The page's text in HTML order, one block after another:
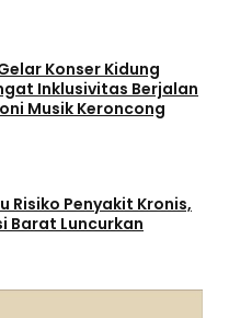
Konser Kidung
Inklusivitas Berjalan
Musik Keroncong
Risiko Penyakit Kronis,
Barat Luncurkan